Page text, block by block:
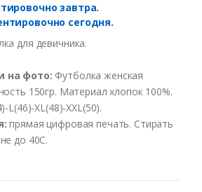
завтра.
сегодня.
для девичника.
на фото: Футболка женская
150гр. Материал хлопок 100%.
L(46)-XL(48)-XXL(50).
прямая цифровая печать. Стирать
до 40С.